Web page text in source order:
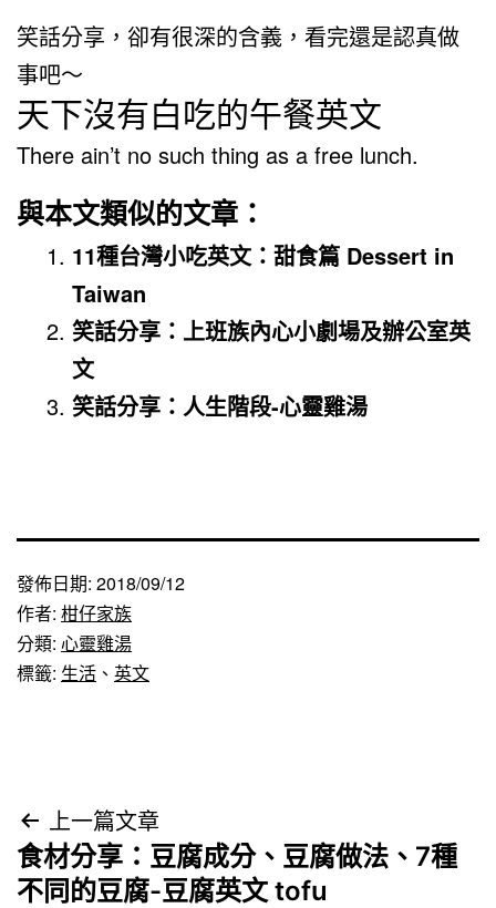
笑話分享，卻有很深的含義，看完還是認真做
事吧～
天下沒有白吃的午餐英文
There ain’t no such thing as a free lunch.
與本文類似的文章：
11種台灣小吃英文：甜食篇 Dessert in
Taiwan
笑話分享：上班族內心小劇場及辦公室英
文
笑話分享：人生階段-心靈雞湯
發佈日期: 2018/09/12
作者: 柑仔家族
分類: 心靈雞湯
標籤: 生活 、 英文
文
章
上一篇文章
食材分享：豆腐成分、豆腐做法、7種
不同的豆腐-豆腐英文 tofu